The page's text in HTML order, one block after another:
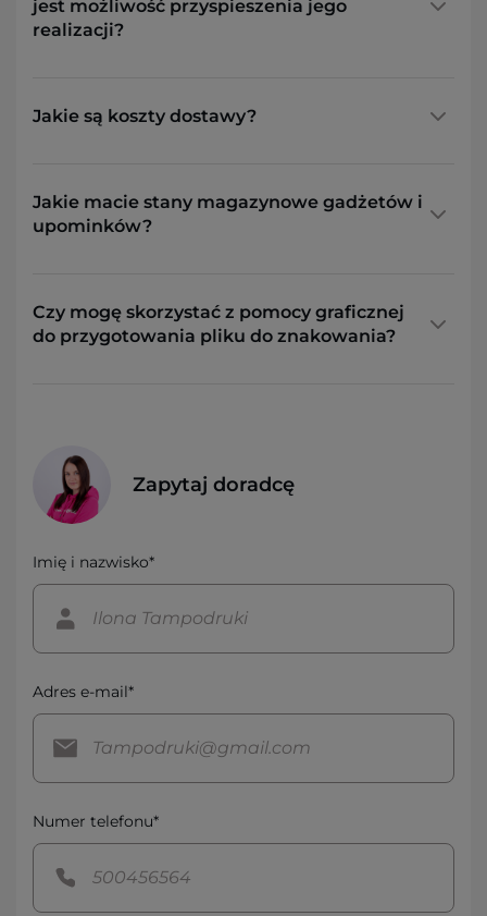
jest możliwość przyspieszenia jego
realizacji?
Jakie są koszty dostawy?
Jakie macie stany magazynowe gadżetów i
upominków?
Czy mogę skorzystać z pomocy graficznej
do przygotowania pliku do znakowania?
Zapytaj doradcę
Imię i nazwisko*
Adres e-mail*
Numer telefonu*